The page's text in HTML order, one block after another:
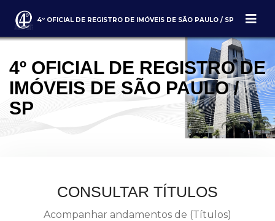
4º OFICIAL DE REGISTRO DE IMÓVEIS DE SÃO PAULO / SP
4º OFICIAL DE REGISTRO DE
IMÓVEIS DE SÃO PAULO /
SP
CONSULTAR TÍTULOS
Acompanhar andamentos de (Títulos)